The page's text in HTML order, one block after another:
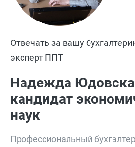
Отвечать за вашу
эксперт ППТ
Надежда
кандидат
наук
Профессиональный